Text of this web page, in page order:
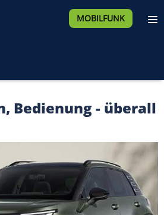
MOBILFUNK
Bedienung - überall